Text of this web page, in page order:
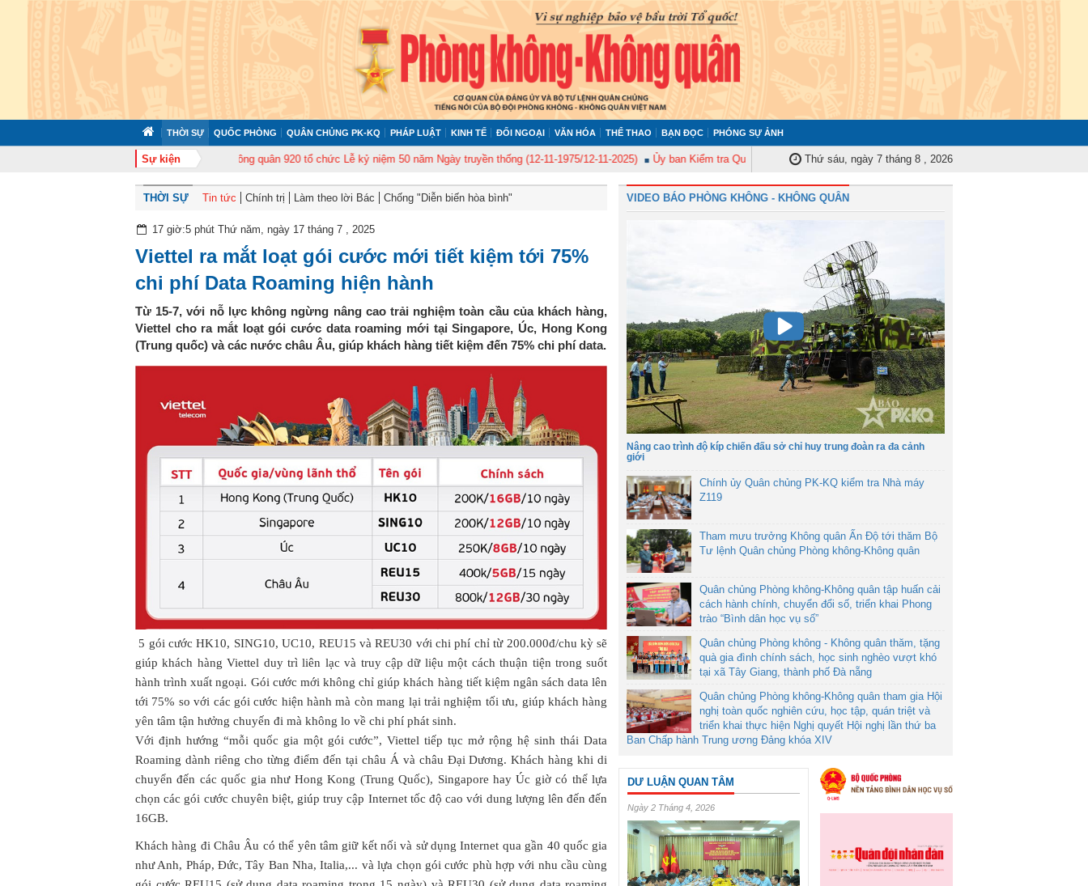
THỜI SỰ QUỐC PHÒNG QUÂN CHỦNG PK-KQ PHÁP LUẬT KINH TẾ ĐỐI NGOẠI VĂN HÓA THỂ THAO BẠN ĐỌC PHÓNG SỰ ẢNH
Sự kiện
Trung đoàn Không quân 920 tổ chức Lễ kỷ niệm 50 năm Ngày truyền thống (12-11-1975/12-11-2025) Ủy ban Kiểm tra Quân ủy Trung ương tập huấn nghiệp vụ công tác kiểm tra, giám sát năm 2025
Thứ sáu, ngày 7 tháng 8 , 2026
THỜI SỰ Tin tức Chính trị Làm theo lời Bác Chống "Diễn biến hòa bình"
17 giờ:5 phút Thứ năm, ngày 17 tháng 7 , 2025
Viettel ra mắt loạt gói cước mới tiết kiệm tới 75%
chi phí Data Roaming hiện hành
Từ 15-7, với nỗ lực không ngừng nâng cao trải nghiệm toàn cầu của khách hàng,
Viettel cho ra mắt loạt gói cước data roaming mới tại Singapore, Úc, Hong Kong
(Trung quốc) và các nước châu Âu, giúp khách hàng tiết kiệm đến 75% chi phí data.
5 gói cước HK10, SING10, UC10, REU15 và REU30 với chi phí chỉ từ 200.000đ/chu kỳ sẽ
giúp khách hàng Viettel duy trì liên lạc và truy cập dữ liệu một cách thuận tiện trong suốt
hành trình xuất ngoại. Gói cước mới không chỉ giúp khách hàng tiết kiệm ngân sách data lên
tới 75% so với các gói cước hiện hành mà còn mang lại trải nghiệm tối ưu, giúp khách hàng
yên tâm tận hưởng chuyến đi mà không lo về chi phí phát sinh.
Với định hướng “mỗi quốc gia một gói cước”, Viettel tiếp tục mở rộng hệ sinh thái Data
Roaming dành riêng cho từng điểm đến tại châu Á và châu Đại Dương. Khách hàng khi di
chuyển đến các quốc gia như Hong Kong (Trung Quốc), Singapore hay Úc giờ có thể lựa
chọn các gói cước chuyên biệt, giúp truy cập Internet tốc độ cao với dung lượng lên đến đến
16GB.
Khách hàng đi Châu Âu có thể yên tâm giữ kết nối và sử dụng Internet qua gần 40 quốc gia
như Anh, Pháp, Đức, Tây Ban Nha, Italia,... và lựa chọn gói cước phù hợp với nhu cầu cùng
VIDEO BÁO PHÒNG KHÔNG - KHÔNG QUÂN
Nâng cao trình độ kíp chiến đấu sở chỉ huy trung đoàn ra đa cảnh
giới
Chính ủy Quân chủng PK-KQ kiểm tra Nhà máy
Z119
Tham mưu trưởng Không quân Ấn Độ tới thăm Bộ
Tư lệnh Quân chủng Phòng không-Không quân
Quân chủng Phòng không-Không quân tập huấn cải
cách hành chính, chuyển đổi số, triển khai Phong
trào “Bình dân học vụ số”
Quân chủng Phòng không - Không quân thăm, tặng
quà gia đình chính sách, học sinh nghèo vượt khó
tại xã Tây Giang, thành phố Đà nẵng
Quân chủng Phòng không-Không quân tham gia Hội
nghị toàn quốc nghiên cứu, học tập, quán triệt và
triển khai thực hiện Nghị quyết Hội nghị lần thứ ba
Ban Chấp hành Trung ương Đảng khóa XIV
DƯ LUẬN QUAN TÂM
Ngày 2 Tháng 4, 2026